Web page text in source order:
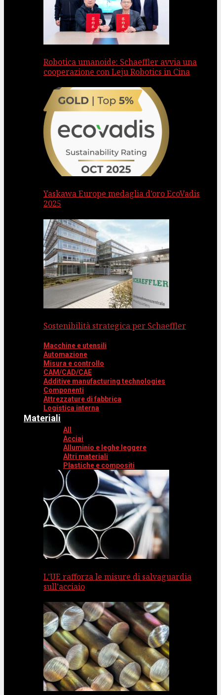
Robotica umanoide: Schaeffler avvia una
cooperazione con Leju Robotics in Cina
Yaskawa Europe medaglia d’oro EcoVadis
2025
Sostenibilità strategica per Schaeffler
Macchine e utensili
Automazione
Misura e controllo
CAM/CAD/CAE
Additive manufacturing technologies
Componenti
Attrezzature di fabbrica
Logistica interna
Materiali
All
Acciai
Alluminio e leghe leggere
Altri materiali
Plastiche e compositi
L’UE rafforza le misure di salvaguardia
sull’acciaio